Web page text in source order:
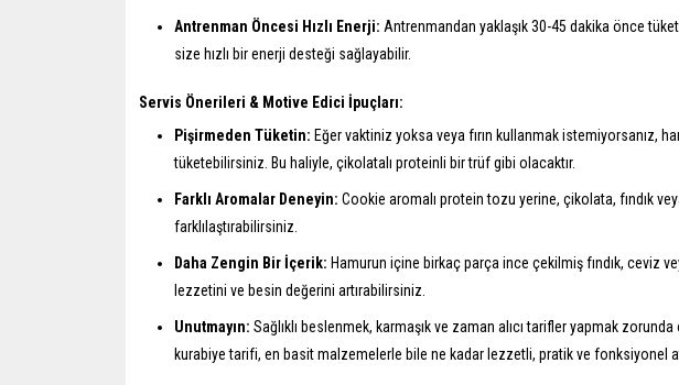
Antrenman Öncesi Hızlı Enerji: Antrenmandan yaklaşık 30-45 dakika önce
size hızlı bir enerji desteği sağlayabilir.
Servis Önerileri & Motive Edici İpuçları:
Pişirmeden Tüketin: Eğer vaktiniz yoksa veya fırın kullanmak istemiyorsanız,
tüketebilirsiniz. Bu haliyle, çikolatalı proteinli bir trüf gibi olacaktır.
Farklı Aromalar Deneyin: Cookie aromalı protein tozu yerine, çikolata, fındık
farklılaştırabilirsiniz.
Daha Zengin Bir İçerik: Hamurun içine birkaç parça ince çekilmiş fındık, ceviz
lezzetini ve besin değerini artırabilirsiniz.
Unutmayın: Sağlıklı beslenmek, karmaşık ve zaman alıcı tarifler yapmak
kurabiye tarifi, en basit malzemelerle bile ne kadar lezzetli, pratik ve fonksiyonel